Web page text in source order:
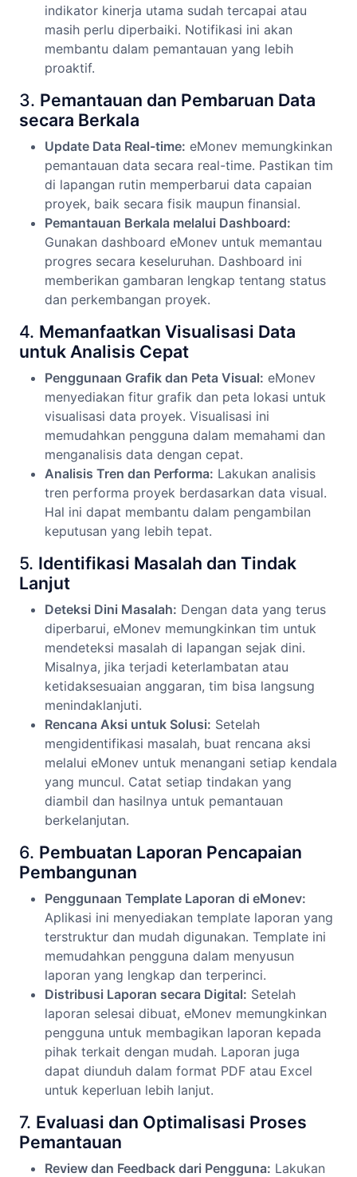
indikator kinerja utama sudah tercapai atau
masih perlu diperbaiki. Notifikasi ini akan
membantu dalam pemantauan yang lebih
proaktif.
3. Pemantauan dan Pembaruan Data
secara Berkala
Update Data Real-time: eMonev memungkinkan
pemantauan data secara real-time. Pastikan tim
di lapangan rutin memperbarui data capaian
proyek, baik secara fisik maupun finansial.
Pemantauan Berkala melalui Dashboard:
Gunakan dashboard eMonev untuk memantau
progres secara keseluruhan. Dashboard ini
memberikan gambaran lengkap tentang status
dan perkembangan proyek.
4. Memanfaatkan Visualisasi Data
untuk Analisis Cepat
Penggunaan Grafik dan Peta Visual: eMonev
menyediakan fitur grafik dan peta lokasi untuk
visualisasi data proyek. Visualisasi ini
memudahkan pengguna dalam memahami dan
menganalisis data dengan cepat.
Analisis Tren dan Performa: Lakukan analisis
tren performa proyek berdasarkan data visual.
Hal ini dapat membantu dalam pengambilan
keputusan yang lebih tepat.
5. Identifikasi Masalah dan Tindak
Lanjut
Deteksi Dini Masalah: Dengan data yang terus
diperbarui, eMonev memungkinkan tim untuk
mendeteksi masalah di lapangan sejak dini.
Misalnya, jika terjadi keterlambatan atau
ketidaksesuaian anggaran, tim bisa langsung
menindaklanjuti.
Rencana Aksi untuk Solusi: Setelah
mengidentifikasi masalah, buat rencana aksi
melalui eMonev untuk menangani setiap kendala
yang muncul. Catat setiap tindakan yang
diambil dan hasilnya untuk pemantauan
berkelanjutan.
6. Pembuatan Laporan Pencapaian
Pembangunan
Penggunaan Template Laporan di eMonev:
Aplikasi ini menyediakan template laporan yang
terstruktur dan mudah digunakan. Template ini
memudahkan pengguna dalam menyusun
laporan yang lengkap dan terperinci.
Distribusi Laporan secara Digital: Setelah
laporan selesai dibuat, eMonev memungkinkan
pengguna untuk membagikan laporan kepada
pihak terkait dengan mudah. Laporan juga
dapat diunduh dalam format PDF atau Excel
untuk keperluan lebih lanjut.
7. Evaluasi dan Optimalisasi Proses
Pemantauan
Review dan Feedback dari Pengguna: Lakukan